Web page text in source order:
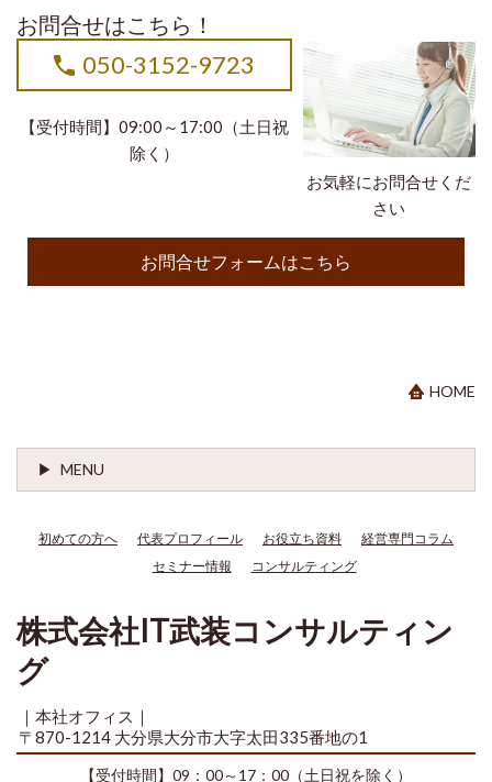
お問合せはこちら！
お気軽にお問合せくだ
さい
050-3152-9723
【受付時間】09:00～17:00（土日祝
除く）
お問合せフォームはこちら
HOME
MENU
初めての方へ 代表プロフィール お役立ち資料
経営専門コラム
セミナー情報
コンサルティング
株式会社IT武装コンサルティン
グ
｜本社オフィス｜
〒870-1214 大分県大分市大字太田335番地の1
【受付時間】09：00～17：00（土日祝を除く）